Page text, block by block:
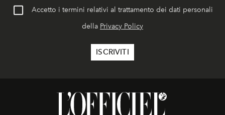
Accetto i termini relativi al trattamento dei dati personali
della Privacy Policy